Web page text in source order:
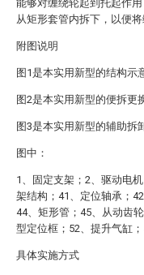
能够对缠绕轮起到托起作
从矩形套管内拆下，以便将
附图说明
图1是本实用新型的结构示
图2是本实用新型的便拆更
图3是本实用新型的辅助拆
图中：
1、固定支架；2、驱动电
架结构；41、定位轴承；
44、矩形管；45、从动齿
型定位框；52、提升气缸
具体实施方式